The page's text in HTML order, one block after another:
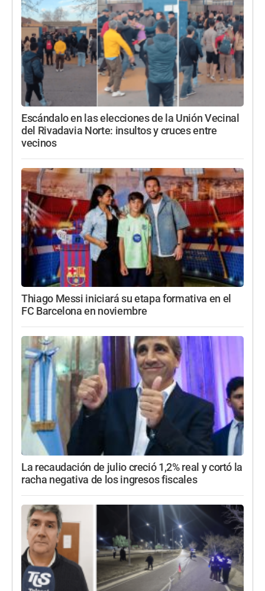
Escándalo en las elecciones de la Unión Vecinal
del Rivadavia Norte: insultos y cruces entre
vecinos
Thiago Messi iniciará su etapa formativa en el
FC Barcelona en noviembre
La recaudación de julio creció 1,2% real y cortó la
racha negativa de los ingresos fiscales